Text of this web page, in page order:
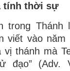
tính thời sự
trong Thánh
viết vào năm
vị thánh mà
đạo” (Adv.